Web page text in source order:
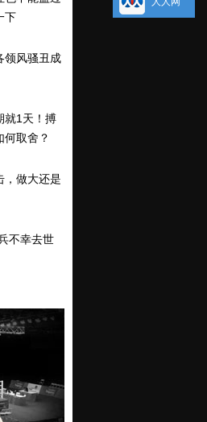
下
领风骚丑成
就1天！搏
何取舍？
，做大还是
不幸去世